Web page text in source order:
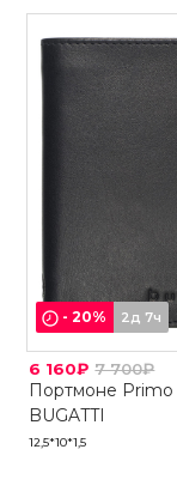
-20% 2д 7ч
6 160₽ 7 700₽
Портмоне Primo
BUGATTI
12,5*10*1,5